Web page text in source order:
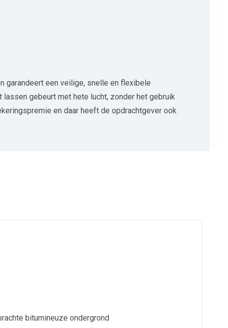
garandeert een veilige, snelle en flexibele
gebeurt met hete lucht, zonder het gebruik
en daar heeft de opdrachtgever ook
bitumineuze ondergrond